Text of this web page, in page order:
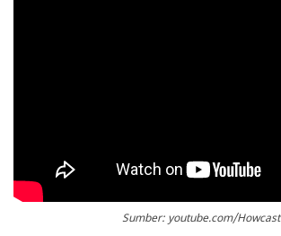
Sumber: youtube.com/Howcast